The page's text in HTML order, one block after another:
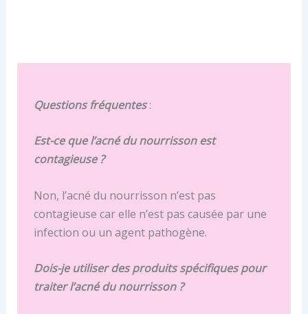
Questions fréquentes:
Est-ce que l’acné du nourrisson est
contagieuse ?
Non, l’acné du nourrisson n’est pas
contagieuse car elle n’est pas causée par une
infection ou un agent pathogène.
Dois-je utiliser des produits spécifiques pour
traiter l’acné du nourrisson ?